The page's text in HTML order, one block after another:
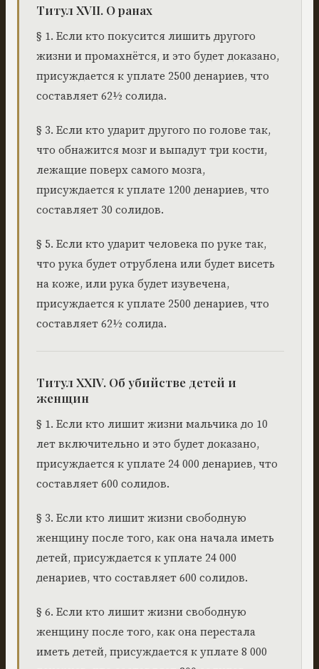
Титул XVII. О ранах
§ 1. Если кто покусится лишить другого
жизни и промахнётся, и это будет доказано,
присуждается к уплате 2500 денариев, что
составляет 62½ солида.
§ 3. Если кто ударит другого по голове так,
что обнажится мозг и выпадут три кости,
лежащие поверх самого мозга,
присуждается к уплате 1200 денариев, что
составляет 30 солидов.
§ 5. Если кто ударит человека по руке так,
что рука будет отрублена или будет висеть
на коже, или рука будет изувечена,
присуждается к уплате 2500 денариев, что
составляет 62½ солида.
Титул XXIV. Об убийстве детей и
женщин
§ 1. Если кто лишит жизни мальчика до 10
лет включительно и это будет доказано,
присуждается к уплате 24 000 денариев, что
составляет 600 солидов.
§ 3. Если кто лишит жизни свободную
женщину после того, как она начала иметь
детей, присуждается к уплате 24 000
денариев, что составляет 600 солидов.
§ 6. Если кто лишит жизни свободную
женщину после того, как она перестала
иметь детей, присуждается к уплате 8 000